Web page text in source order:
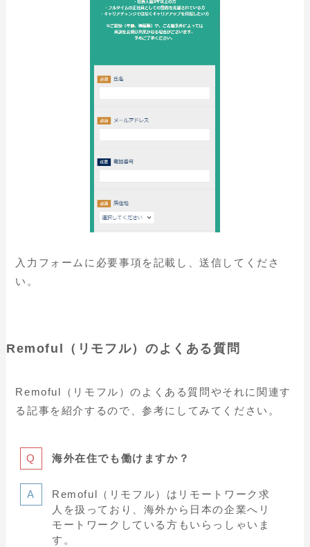
入力フォームに必要事項を記載し、送信してくださ
い。
Remoful（リモフル）のよくある質問
Remoful（リモフル）のよくある質問やそれに関連す
る記事を紹介するので、参考にしてみてください。
海外在住でも働けますか？
Remoful（リモフル）はリモートワーク求
人を扱っており、海外から日本の企業へリ
モートワークしている方もいらっしゃいま
す。